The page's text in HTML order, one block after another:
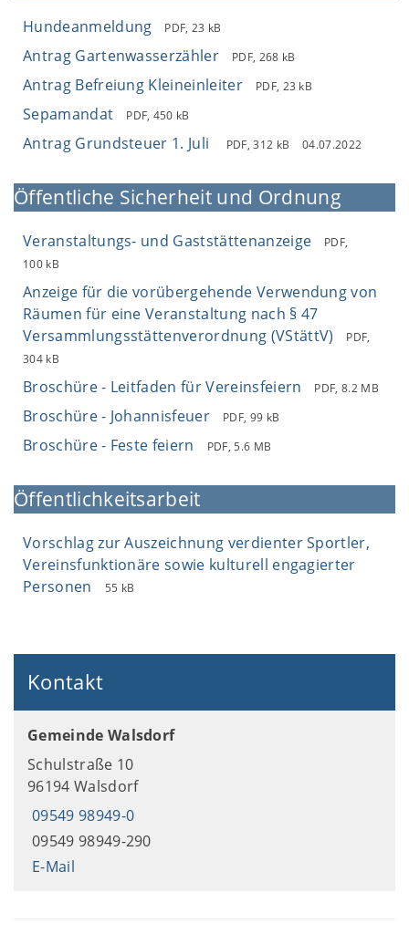
Hundeanmeldung PDF, 23 kB
Antrag Gartenwasserzähler PDF, 268 kB
Antrag Befreiung Kleineinleiter PDF, 23 kB
Sepamandat PDF, 450 kB
Antrag Grundsteuer 1. Juli PDF, 312 kB 04.07.2022
Öffentliche Sicherheit und Ordnung
Veranstaltungs- und Gaststättenanzeige
PDF,
100 kB
Anzeige für die vorübergehende Verwendung von
Räumen für eine Veranstaltung nach § 47
Versammlungsstättenverordnung (VStättV)
PDF,
304 kB
Broschüre - Leitfaden für Vereinsfeiern PDF, 8.2 MB
Broschüre - Johannisfeuer PDF, 99 kB
Broschüre - Feste feiern PDF, 5.6 MB
Öffentlichkeitsarbeit
Vorschlag zur Auszeichnung verdienter Sportler,
Vereinsfunktionäre sowie kulturell engagierter
Personen
55 kB
Kontakt
Gemeinde Walsdorf
Schulstraße 10
96194 Walsdorf
09549 98949-0
09549 98949-290
E-Mail